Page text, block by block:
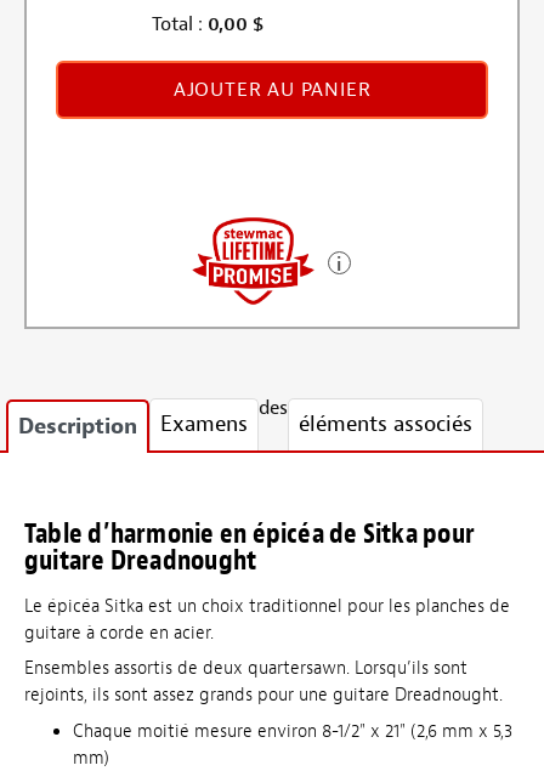
Total : 0,00 $
AJOUTER AU PANIER
Description Examens
des
éléments associés
Table d’harmonie en épicéa de Sitka pour
guitare Dreadnought
Le épicéa Sitka est un choix traditionnel pour les planches de
guitare à corde en acier.
Ensembles assortis de deux quartersawn. Lorsqu’ils sont
rejoints, ils sont assez grands pour une guitare Dreadnought.
Chaque moitié mesure environ 8-1/2" x 21" (2,6 mm x 5,3
mm)